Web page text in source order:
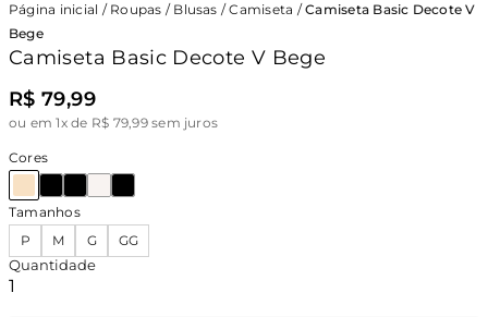
Página inicial / Roupas / Blusas /Camiseta /Camiseta Basic Decote V
Bege
Camiseta Basic Decote V Bege
R$ 79,99
ou em 1x de R$ 79,99 sem juros
Cores
Tamanhos
P
M G GG
Quantidade